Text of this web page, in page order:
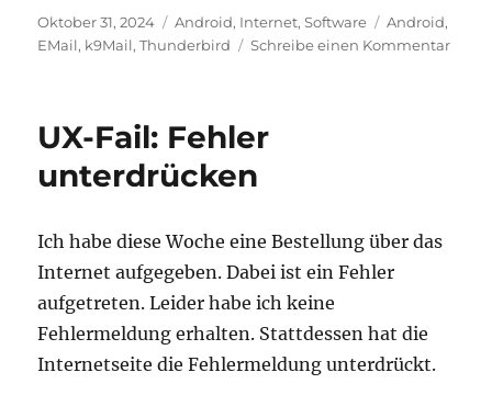
Veröffentlicht
am
Oktober 31, 2024 Kategorien
Android, Internet,Software Schlagwörter
Android,
EMail, k9Mail,Thunderbird Schreibe einen Kommentarzu
UX-Fail: Fehler
unterdrücken
Ich habe diese Woche eine Bestellung über das
Internet aufgegeben. Dabei ist ein Fehler
aufgetreten. Leider habe ich keine
Fehlermeldung erhalten. Stattdessen hat die
Internetseite die Fehlermeldung unterdrückt.